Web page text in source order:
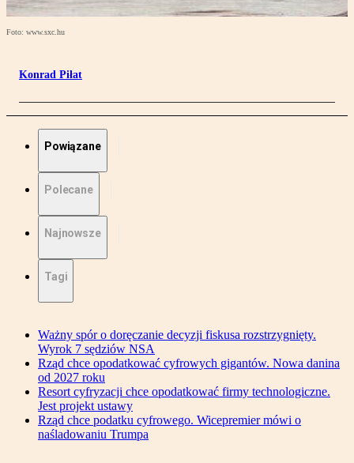
Foto: www.sxc.hu
Konrad Piłat
Powiązane
Polecane
Najnowsze
Tagi
Ważny spór o doręczanie decyzji fiskusa rozstrzygnięty.
Wyrok 7 sędziów NSA
Rząd chce opodatkować cyfrowych gigantów. Nowa danina
od 2027 roku
Resort cyfryzacji chce opodatkować firmy technologiczne.
Jest projekt ustawy
Rząd chce podatku cyfrowego. Wicepremier mówi o
naśladowaniu Trumpa